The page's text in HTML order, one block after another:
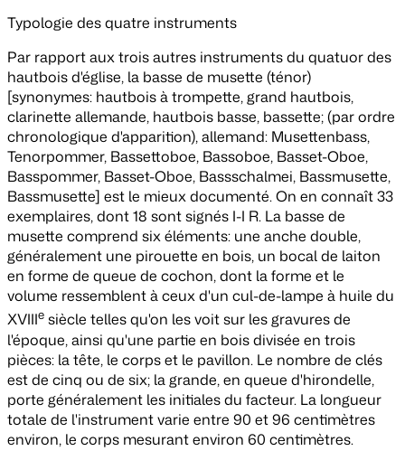
Typologie des quatre instruments
Par rapport aux trois autres instruments du quatuor des
hautbois d'église, la basse de musette (ténor)
[synonymes: hautbois à trompette, grand hautbois,
clarinette allemande, hautbois basse, bassette; (par ordre
chronologique d'apparition), allemand: Musettenbass,
Tenorpommer, Bassettoboe, Bassoboe, Basset-Oboe,
Basspommer, Basset-Oboe, Bassschalmei, Bassmusette,
Bassmusette] est le mieux documenté. On en connaît 33
exemplaires, dont 18 sont signés I-I R. La basse de
musette comprend six éléments: une anche double,
généralement une pirouette en bois, un bocal de laiton
en forme de queue de cochon, dont la forme et le
volume ressemblent à ceux d'un cul-de-lampe à huile du
XVIIIe siècle telles qu'on les voit sur les gravures de
l'époque, ainsi qu'une partie en bois divisée en trois
pièces: la tête, le corps et le pavillon. Le nombre de clés
est de cinq ou de six; la grande, en queue d'hirondelle,
porte généralement les initiales du facteur. La longueur
totale de l'instrument varie entre 90 et 96 centimètres
environ, le corps mesurant environ 60 centimètres.